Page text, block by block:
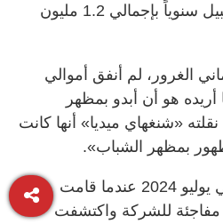
لأربع جلسات من هذا القبيل سنوياً بإجمالي 1.2 مليون
الغرور، لم أنفق أموالي
هو أن أبدو بمظهر
«شنغهاي ميديا» أنها كانت
بمظهر الشباب».
وانكشفت هذه الخطة في يوليو 2024 عندما قامت
للشركة واكتشفت